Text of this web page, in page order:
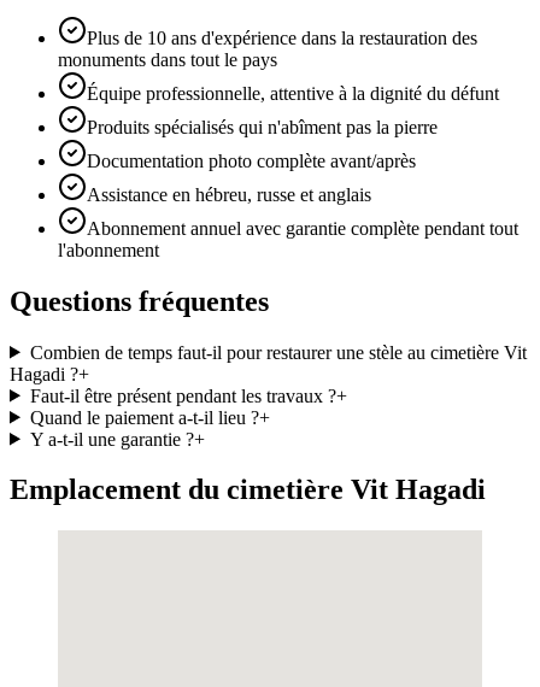
Plus de 10 ans d'expérience dans la restauration des
monuments dans tout le pays
Équipe professionnelle, attentive à la dignité du défunt
Produits spécialisés qui n'abîment pas la pierre
Documentation photo complète avant/après
Assistance en hébreu, russe et anglais
Abonnement annuel avec garantie complète pendant tout
l'abonnement
Questions fréquentes
Combien de temps faut-il pour restaurer une stèle au cimetière Vit
Hagadi ?+
Faut-il être présent pendant les travaux ?+
Quand le paiement a-t-il lieu ?+
Y a-t-il une garantie ?+
Emplacement du cimetière Vit Hagadi